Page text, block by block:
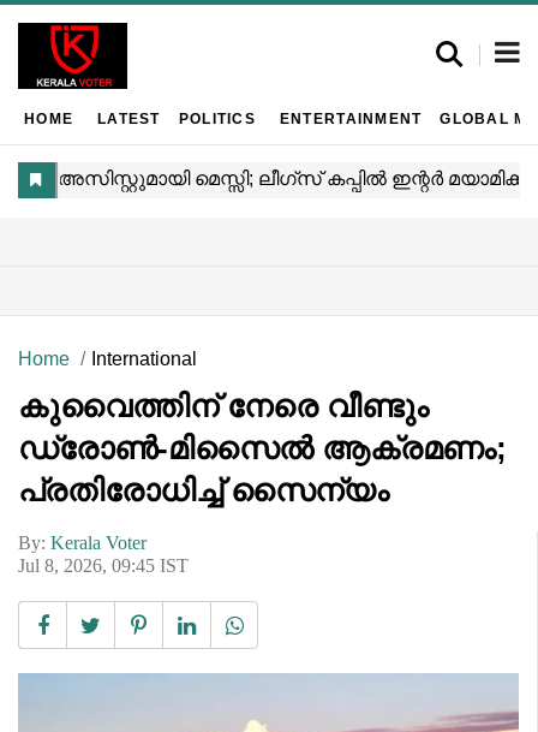
HOME LATEST POLITICS ENTERTAINMENT GLOBAL
Home International
കുവൈത്തിന് നേരെ വീണ്ടും
ഡ്രോൺ-മിസൈൽ ആക്രമണം;
പ്രതിരോധിച്ച് സൈന്യം
By: Kerala Voter
Jul 8, 2026, 09:45 IST